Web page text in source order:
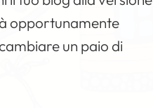
opportunamente
un paio di